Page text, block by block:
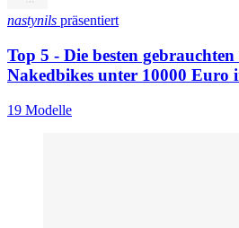
nastynils präsentiert
Top 5 - Die besten
Nakedbikes unter 10000 Euro
19 Modelle